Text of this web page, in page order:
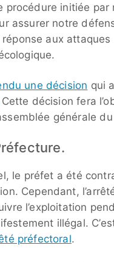
initiée par
assurer notre
aux
une décision qui
décision fera
générale
le préfet a été
Cependant,
l’exploitation
illégal.
préfectoral.